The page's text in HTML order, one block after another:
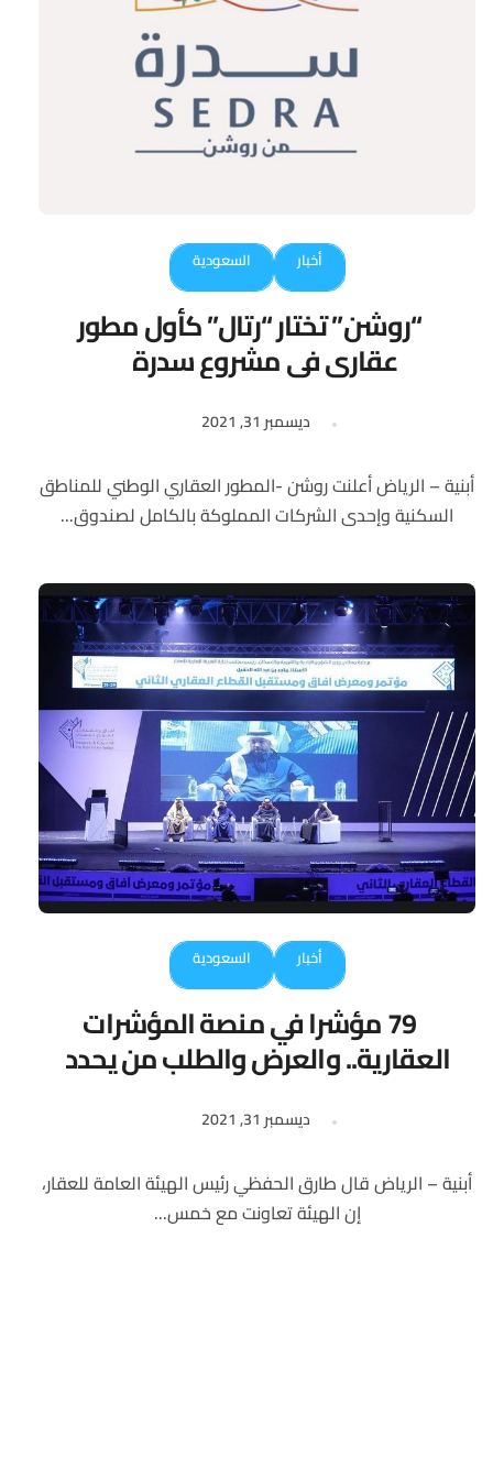
أخبار السعودية
“روشن” تختار “رتال” كأول مطور
عقاري في مشروع سدرة
ديسمبر 31, 2021
أبنية – الرياض أعلنت روشن -المطور العقاري الوطني للمناطق
السكنية وإحدى الشركات المملوكة بالكامل لصندوق...
أخبار السعودية
79 مؤشرا في منصة المؤشرات
العقارية.. والعرض والطلب من يحدد
الأسعارديسمبر 31, 2021
أبنية – الرياض قال طارق الحفظي رئيس الهيئة العامة للعقار،
إن الهيئة تعاونت مع خمس...